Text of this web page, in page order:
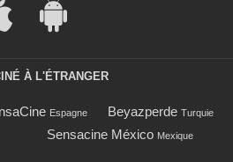
À L'ÉTRANGER
Espagne Beyazperde Turquie
Sensacine México Mexique